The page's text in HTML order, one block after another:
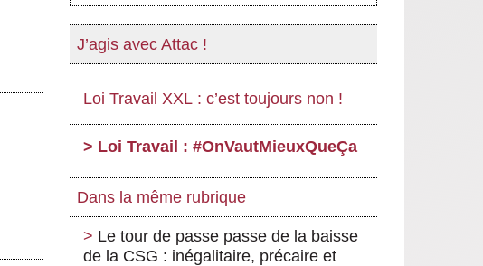
J’agis avec Attac !
Loi Travail XXL : c’est toujours non !
Loi Travail : #OnVautMieuxQueÇa
Dans la même rubrique
Le tour de passe passe de la baisse
de la CSG : inégalitaire, précaire et